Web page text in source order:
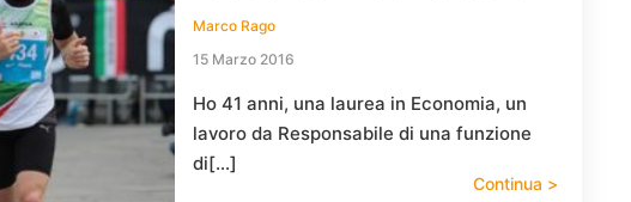
Marco Rago
15 Marzo 2016
Ho 41 anni, una laurea in Economia, un
lavoro da Responsabile di una funzione
di[…]
Continua >